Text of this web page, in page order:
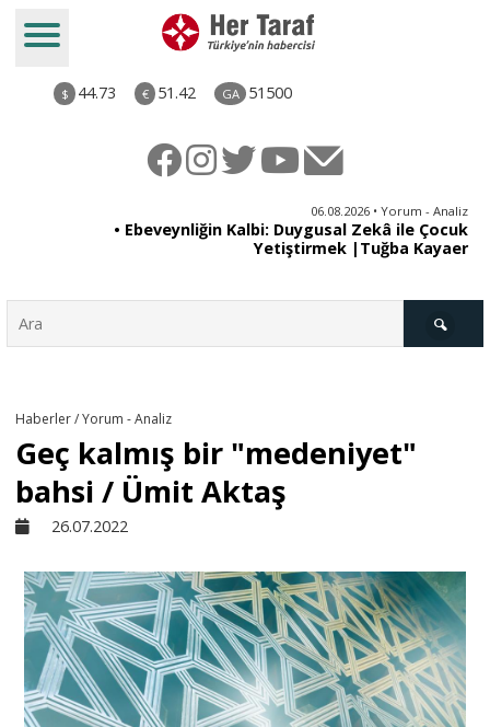
$ 44.73 € 51.42 GA 51500
06.08.2026 • Yorum - Analiz
• Ebeveynliğin Kalbi: Duygusal Zekâ ile Çocuk
Yetiştirmek |Tuğba Kayaer
Derkenar
Kültür - Sanat
Ekonomi
Haberler / Yorum - Analiz
Geç kalmış bir "medeniyet"
bahsi / Ümit Aktaş
26.07.2022